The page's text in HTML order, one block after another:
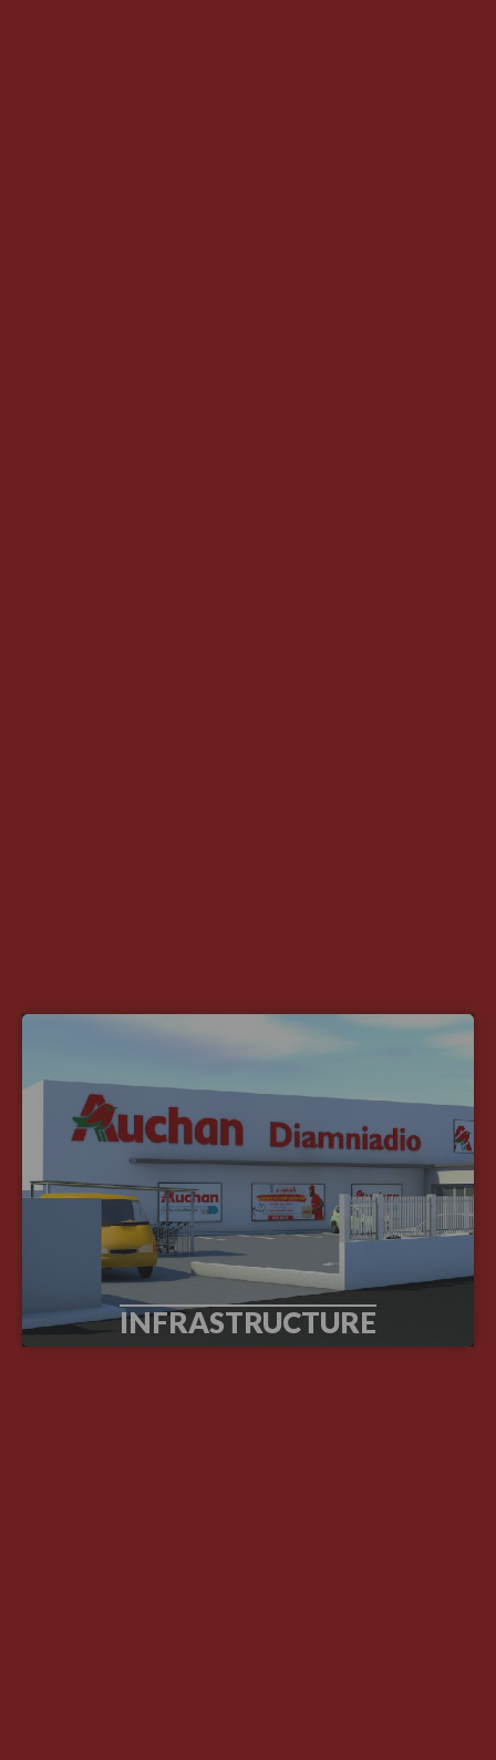
INFRASTRUCTURE